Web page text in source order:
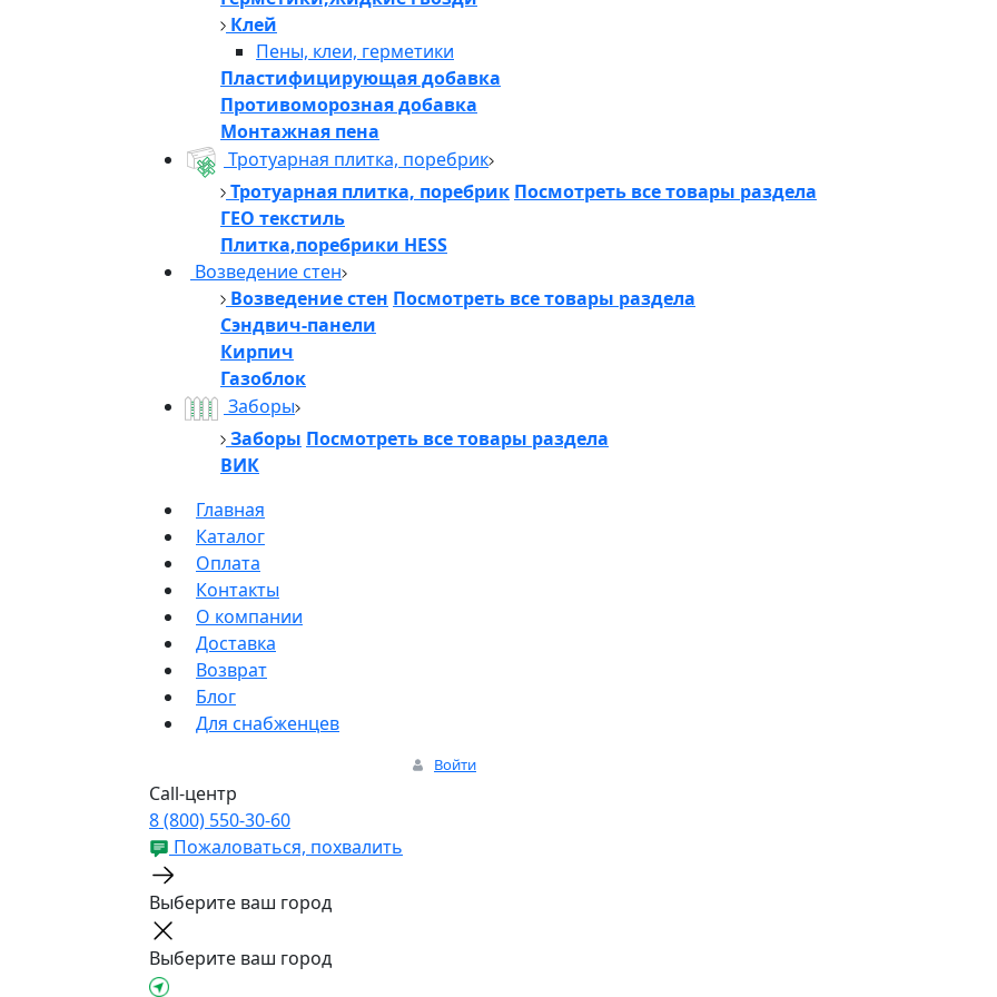
Клей
Пены, клеи, герметики
Пластифицирующая добавка
Противоморозная добавка
Монтажная пена
Тротуарная плитка, поребрик
Тротуарная плитка, поребрик Посмотреть все товары раздела
ГЕО текстиль
Плитка,поребрики HESS
Возведение стен
Возведение стен Посмотреть все товары раздела
Сэндвич-панели
Кирпич
Газоблок
Заборы
Заборы Посмотреть все товары раздела
ВИК
Главная
Каталог
Оплата
Контакты
О компании
Доставка
Возврат
Блог
Для снабженцев
Войти
Call-центр
8 (800) 550-30-60
Пожаловаться, похвалить
Выберите ваш город
Выберите ваш город